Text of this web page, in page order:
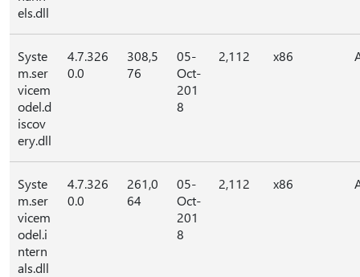
els.dll
Syste
m.ser
vicem
odel.d
iscov
ery.dll
4.7.326
0.0
308,5
76
05-
Oct-
201
8
2,112 x86
Syste
m.ser
vicem
odel.i
ntern
als.dll
4.7.326
0.0
261,0
64
05-
Oct-
201
8
2,112 x86